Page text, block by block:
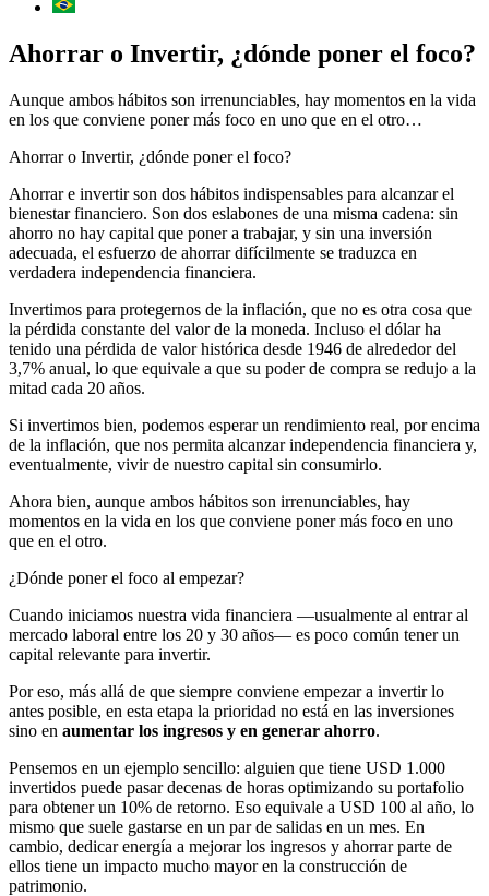
Ahorrar o Invertir, ¿dónde poner el foco?
Aunque ambos hábitos son irrenunciables, hay momentos en la vida
en los que conviene poner más foco en uno que en el otro…
Ahorrar o Invertir, ¿dónde poner el foco?
Ahorrar e invertir son dos hábitos indispensables para alcanzar el
bienestar financiero. Son dos eslabones de una misma cadena: sin
ahorro no hay capital que poner a trabajar, y sin una inversión
adecuada, el esfuerzo de ahorrar difícilmente se traduzca en
verdadera independencia financiera.
Invertimos para protegernos de la inflación, que no es otra cosa que
la pérdida constante del valor de la moneda. Incluso el dólar ha
tenido una pérdida de valor histórica desde 1946 de alrededor del
3,7% anual, lo que equivale a que su poder de compra se redujo a la
mitad cada 20 años.
Si invertimos bien, podemos esperar un rendimiento real, por encima
de la inflación, que nos permita alcanzar independencia financiera y,
eventualmente, vivir de nuestro capital sin consumirlo.
Ahora bien, aunque ambos hábitos son irrenunciables, hay
momentos en la vida en los que conviene poner más foco en uno
que en el otro.
¿Dónde poner el foco al empezar?
Cuando iniciamos nuestra vida financiera —usualmente al entrar al
mercado laboral entre los 20 y 30 años— es poco común tener un
capital relevante para invertir.
Por eso, más allá de que siempre conviene empezar a invertir lo
antes posible, en esta etapa la prioridad no está en las inversiones
sino en aumentar los ingresos y en generar ahorro.
Pensemos en un ejemplo sencillo: alguien que tiene USD 1.000
invertidos puede pasar decenas de horas optimizando su portafolio
para obtener un 10% de retorno. Eso equivale a USD 100 al año, lo
mismo que suele gastarse en un par de salidas en un mes. En
cambio, dedicar energía a mejorar los ingresos y ahorrar parte de
ellos tiene un impacto mucho mayor en la construcción de
patrimonio.